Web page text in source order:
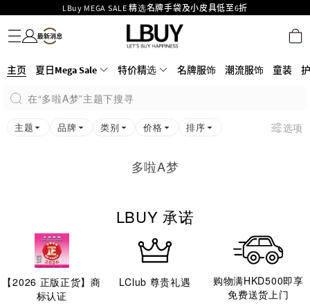
LBuy MEGA SALE 精选名牌手袋及小皮具低至6折
Goyard Hobo / Hobo Mini人气限量特别版限时原价低至75折!
LBuy呈献 - Hermès 及 Chanel 手袋及首饰低至6折，立即入手!
426号铺！
MOKO 1楼175号铺旗舰店特设名牌Hermès、CHANEL及LV专区！
购物满HKD500即享免运费！
名牌服饰
潮流服饰
童装
护肤美妆
香水香薰
个人护理
母婴护理
游戏及精品玩具
文仪用品
家居生活
电子产品
美食
医药保健
运动与户外用品
主页 夏日Mega Sale 特价精选 名牌服饰 潮流服饰 童装
在“多啦A梦”主题下搜寻
主题 品牌 类别 价格 排序 选项
多啦A梦
LBUY 承诺
【2026 正版正货】商
标认证
LClub 尊贵礼遇
购物满HKD500即享
免费送货上门